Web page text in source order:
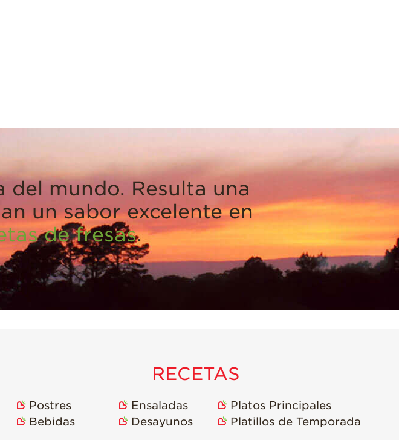
del mundo. Resulta una
un sabor excelente en
de fresas.
RECETAS
Postres
Bebidas
Ensaladas
Desayunos
Platos Principales
Platillos de Temporada